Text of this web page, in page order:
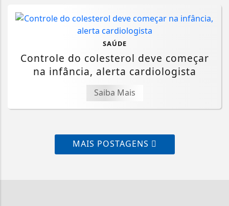
SAÚDE
Controle do colesterol deve começar
na infância, alerta cardiologista
Saiba Mais
MAIS POSTAGENS